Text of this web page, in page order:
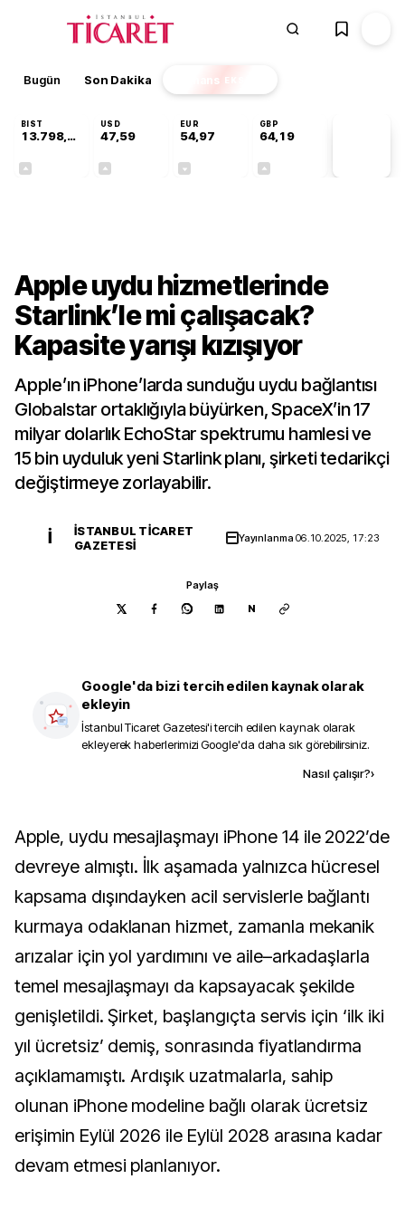
Bugün Son Dakika Finans EKSTRA
BIST
13.798,82
USD
47,59
EUR
54,97
GBP
64,19
Apple uydu hizmetlerinde
Starlink’le mi çalışacak?
Kapasite yarışı kızışıyor
Apple’ın iPhone’larda sunduğu uydu bağlantısı
Globalstar ortaklığıyla büyürken, SpaceX’in 17
milyar dolarlık EchoStar spektrumu hamlesi ve
15 bin uyduluk yeni Starlink planı, şirketi tedarikçi
değiştirmeye zorlayabilir.
İ
İSTANBUL TICARET
GAZETESI
Yayınlanma06.10.2025, 17:23
Paylaş
N
Google'da bizi tercih edilen kaynak olarak
ekleyin
İstanbul Ticaret Gazetesi'i tercih edilen kaynak olarak
ekleyerek haberlerimizi Google'da daha sık görebilirsiniz.
Nasıl çalışır?›
Apple, uydu mesajlaşmayı iPhone 14 ile 2022’de
devreye almıştı. İlk aşamada yalnızca hücresel
kapsama dışındayken acil servislerle bağlantı
kurmaya odaklanan hizmet, zamanla mekanik
arızalar için yol yardımını ve aile–arkadaşlarla
temel mesajlaşmayı da kapsayacak şekilde
genişletildi. Şirket, başlangıçta servis için ‘ilk iki
yıl ücretsiz’ demiş, sonrasında fiyatlandırma
açıklamamıştı. Ardışık uzatmalarla, sahip
olunan iPhone modeline bağlı olarak ücretsiz
erişimin Eylül 2026 ile Eylül 2028 arasına kadar
devam etmesi planlanıyor.